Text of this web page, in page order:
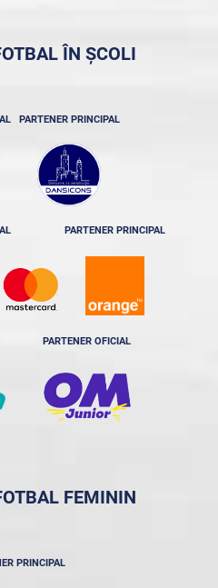
ÎN ȘCOLI
PARTENER PRINCIPAL
PARTENER PRINCIPAL
PARTENER OFICIAL
FEMININ
PRINCIPAL